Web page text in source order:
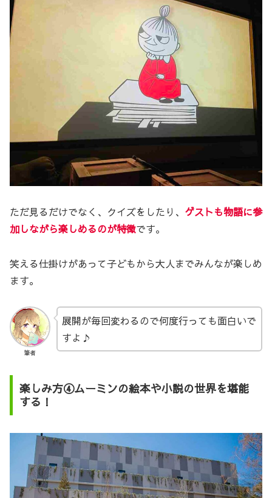
ただ見るだけでなく、クイズをしたり、 ゲストも物語に参
加しながら楽しめるのが特徴です。
笑える仕掛けがあって子どもから大人までみんなが楽しめ
ます。
筆者
展開が毎回変わるので何度行っても面白いで
すよ♪
楽しみ方④ムーミンの絵本や小説の世界を堪能
する！